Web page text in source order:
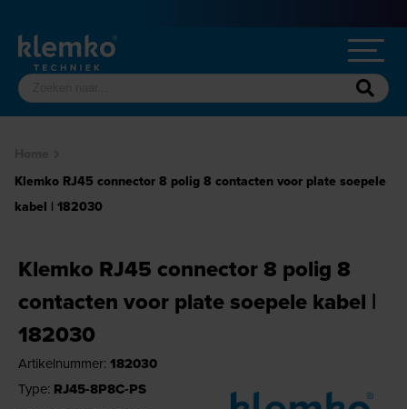
Klemko RJ45 connector 8 polig 8 contacten voor plate soepele
kabel | 182030
Klemko RJ45 connector 8 polig 8
contacten voor plate soepele kabel |
182030
Artikelnummer: 182030
Type: RJ45-8P8C-PS